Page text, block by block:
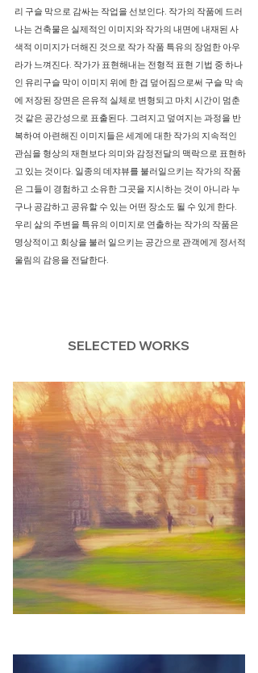
리 구슬 막으로 감싸는 작업을 선보인다. 작가의 작품에 드러
나는 건축물은 실제적인 이미지와 작가의 내면에 내재된 사
색적 이미지가 더해진 것으로 작가 작품 특유의 장엄한 아우
라가 느껴진다. 작가가 표현해내는 전형적 표현 기법 중 하나
인 유리구슬 막이 이미지 위에 한 겹 덮어짐으로써 구슬 막 속
에 저장된 장면은 은유적 실체로 변형되고 마치 시간이 멈춘
것 같은 공간성으로 표출된다. 그려지고 덮여지는 과정을 반
복하여 아련해진 이미지들은 세계에 대한 작가의 지속적인
관심을 형상의 재현보다 의미와 감정전달의 맥락으로 표현하
고 있는 것이다. 일종의 데쟈뷰를 불러일으키는 작가의 작품
은 그들이 경험하고 소유한 그곳을 지시하는 것이 아니라 누
구나 공감하고 공유할 수 있는 어떤 장소도 될 수 있게 한다.
우리 삶의 주변을 특유의 이미지로 연출하는 작가의 작품은
명상적이고 회상을 불러 일으키는 공간으로 관객에게 정서적
울림의 감응을 전달한다.
SELECTED WORKS